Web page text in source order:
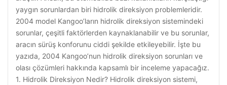
yaygın sorunlardan biri hidrolik direksiyon problemleridir.
2004 model Kangoo’ların hidrolik direksiyon sistemindeki
sorunlar, çeşitli faktörlerden kaynaklanabilir ve bu sorunlar,
aracın sürüş konforunu ciddi şekilde etkileyebilir. İşte bu
yazıda, 2004 Kangoo’nun hidrolik direksiyon sorunları ve
olası çözümleri hakkında kapsamlı bir inceleme yapacağız.
1. Hidrolik Direksiyon Nedir? Hidrolik direksiyon sistemi,